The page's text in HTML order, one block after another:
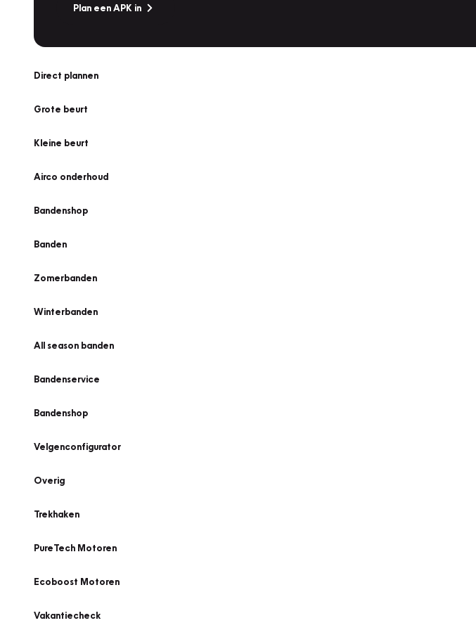
Plan een APK in
Direct plannen
Grote beurt
Kleine beurt
Airco onderhoud
Bandenshop
Banden
Zomerbanden
Winterbanden
All season banden
Bandenservice
Bandenshop
Velgenconfigurator
Overig
Trekhaken
PureTech Motoren
Ecoboost Motoren
Vakantiecheck